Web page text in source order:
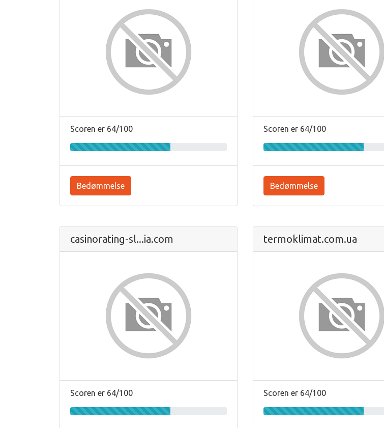
Scoren er 64/100
Bedømmelse
Scoren er 64/100
Bedømmelse
casinorating-sl...ia.com
Scoren er 64/100
termoklimat.com.ua
Scoren er 64/100